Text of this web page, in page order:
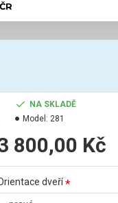
NA SKLADĚ
Model: 281
800,00 Kč
dveří